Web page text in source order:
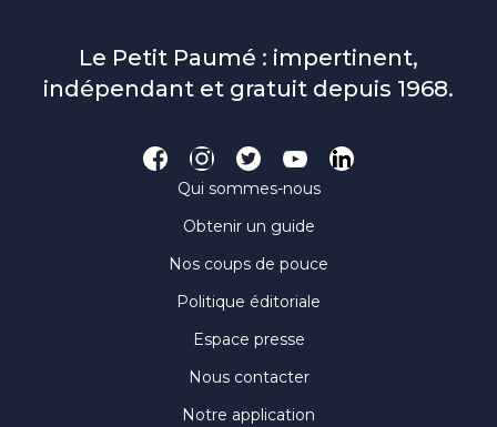
Le Petit Paumé : impertinent,
indépendant et gratuit depuis 1968.
Qui sommes-nous
Obtenir un guide
Nos coups de pouce
Politique éditoriale
Espace presse
Nous contacter
Notre application